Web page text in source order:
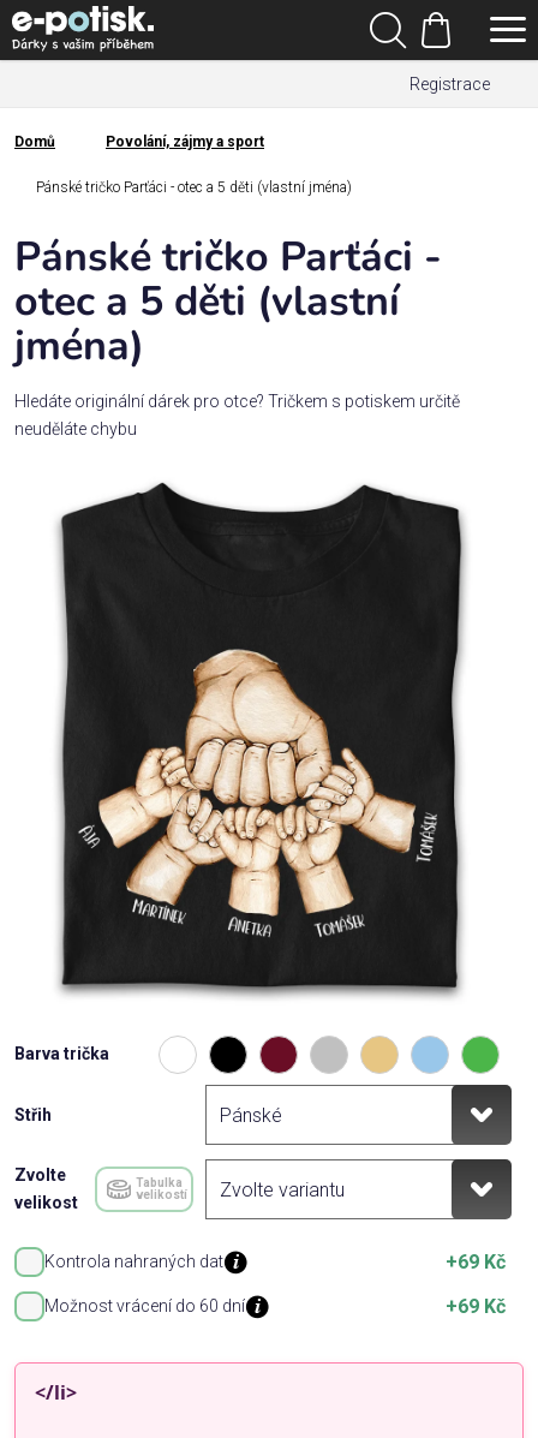
Přejít
na
obsah
Registrace
Hledat
Nákupní
košík
Kategorie
Dárek
Rodina
Láska
sport
Příležitosti
Domácnost
Kolekce
Oblečení
Domů
Domů Povolání, zájmy a sport
Pánské tričko Parťáci - otec a 5 děti (vlastní jména)
Barva trička
Střih
Zvolte
velikost
Tabulka
velikostí
Kontrola nahraných dat +69 Kč
Možnost vrácení do 60 dní +69 Kč
Pánské tričko Parťáci -
otec a 5 děti (vlastní
jména)
Hledáte originální dárek pro otce? Tričkem s potiskem určitě
neuděláte chybu